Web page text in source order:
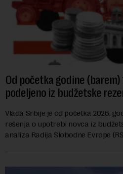
Od početka godine (barem)
podeljeno iz budžetske
Vlada Srbije je od početka 2026.
rešenja o upotrebi novca iz
analiza Radija Slobodne Evrope